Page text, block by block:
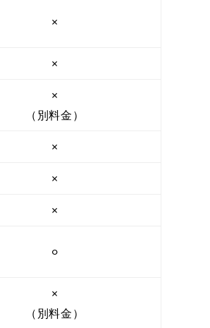
×
×
×
（別料金）
×
×
×
⚪︎
×
（別料金）